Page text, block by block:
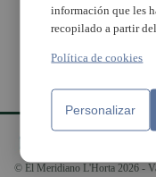
© El Meridiano L'Horta 2026 -
información que les
recopilado a partir
Política de cookies
Personalizar